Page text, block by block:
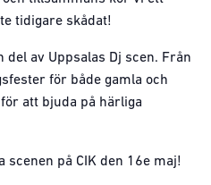
tidigare skådat!
del av Uppsalas Dj scen. Från
för både gamla och
att bjuda på härliga
på CIK den 16e maj!